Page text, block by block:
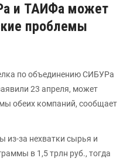
и ТАИФа может
проблемы
по объединению СИБУРа
23 апреля, может
обеих компаний, сообщает
за нехватки сырья и
в 1,5 трлн руб., тогда